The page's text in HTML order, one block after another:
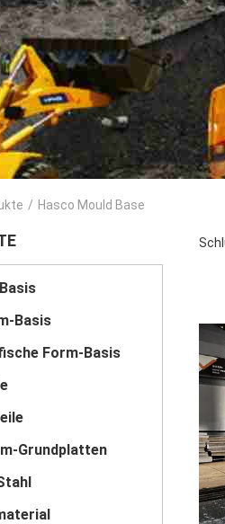
/ Hasco Mould Base
Basis
Form-Basis
Grundplatten